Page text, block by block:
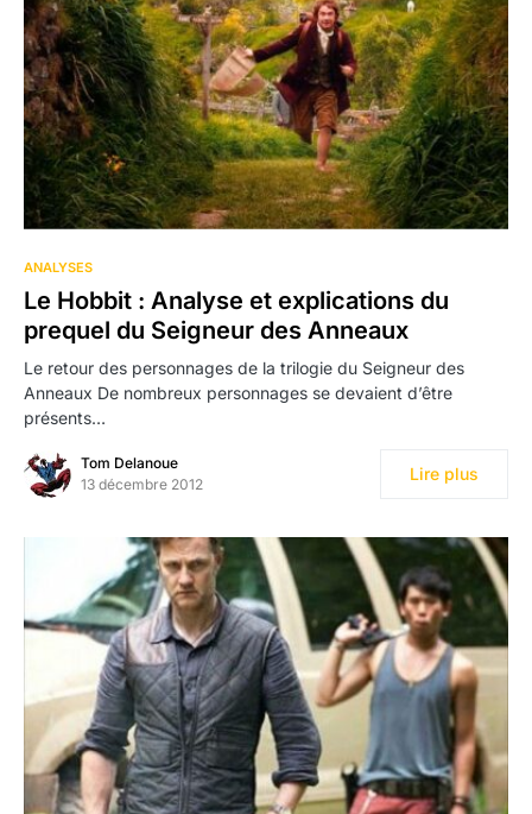
ANALYSES
Le Hobbit : Analyse et explications du
prequel du Seigneur des Anneaux
Le retour des personnages de la trilogie du Seigneur des
Anneaux De nombreux personnages se devaient d’être
présents…
Tom Delanoue
13 décembre 2012
Lire plus